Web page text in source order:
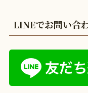
LINEでお問い合